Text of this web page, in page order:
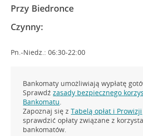
Przy Biedronce
Czynny:
Pn.-Niedz.: 06:30-22:00
Bankomaty umożliwiają wypłatę
Sprawdźzasady bezpiecznego
Bankomatu.
Zapoznaj się zTabelą opłat i Prowizji
sprawdzić opłaty związane z
bankomatów.